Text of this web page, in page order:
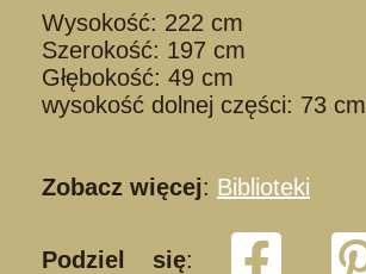
Wysokość: 222 cm
Szerokość: 197 cm
Głębokość: 49 cm
wysokość dolnej części: 73 cm
Zobacz więcej: Biblioteki
Podziel się: